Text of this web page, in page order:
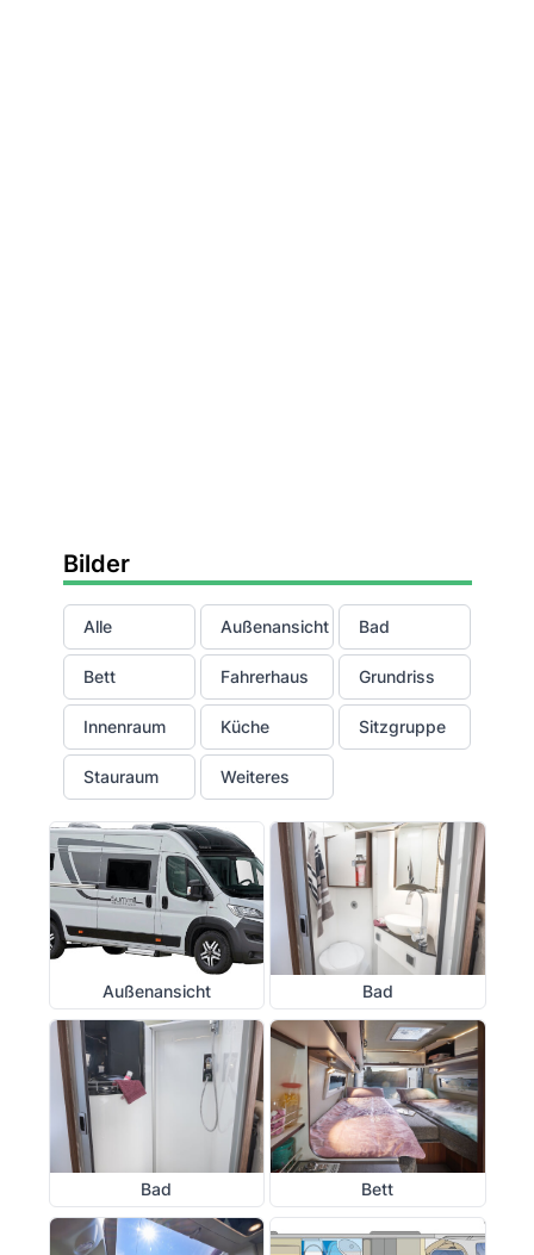
Bilder
Alle Außenansicht Bad
Bett Fahrerhaus Grundriss
Innenraum Küche Sitzgruppe
Stauraum Weiteres
Außenansicht Bad
Bad Bett